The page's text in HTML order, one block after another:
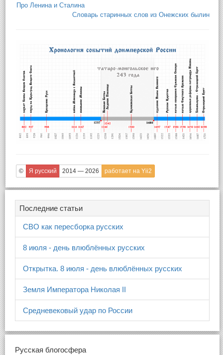
Про Ленина и Сталина
Словарь старинных слов из Онежских былин
© Я русский 2014 — 2026 работает на Yii2
Последние статьи
СВО как пересборка русских
8 июля - день влюблённых русских
Открытка. 8 июля - день влюблённых русских
Земля Императора Николая II
Средневековый удар по России
Русская блогосфера